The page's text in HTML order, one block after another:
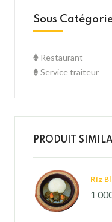
Sous
Restaurant
Service traiteur
PRODUIT
Riz
1